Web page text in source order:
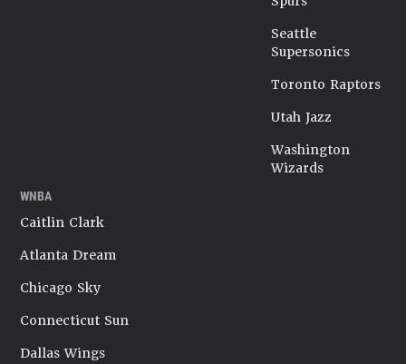
Seattle
Supersonics
Toronto Raptors
Utah Jazz
Washington
Wizards
WNBA
Caitlin Clark
Atlanta Dream
Chicago Sky
Connecticut Sun
Dallas Wings